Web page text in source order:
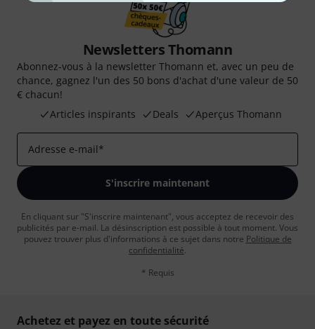
Newsletters Thomann
Abonnez-vous à la newsletter Thomann et, avec un peu de
chance, gagnez l'un des 50 bons d'achat d'une valeur de 50
€ chacun!
Articles inspirants
Deals Aperçus Thomann
Adresse e-mail*
S'inscrire maintenant
En cliquant sur "S'inscrire maintenant", vous acceptez de recevoir des
publicités par e-mail. La désinscription est possible à tout moment. Vous
pouvez trouver plus d'informations à ce sujet dans notre Politique de
confidentialité.
* Requis
Achetez et payez en toute sécurité